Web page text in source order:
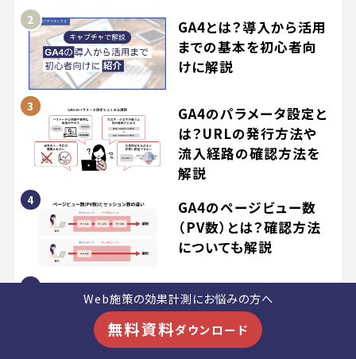
GA4とは？導入から活用
までの基本を初心者向
けに解説
GA4のパラメータ設定と
は？URLの発行方法や
流入経路の確認方法を
解説
GA4のページビュー数
（PV数）とは？確認方法
についても解説
【2026年最新】GA4のク
ロスドメイン設定方法
を解説！計測できないと
きのチェックポイントも
Web施策の効果計測にお悩みの方へ
無料資料ダウンロード